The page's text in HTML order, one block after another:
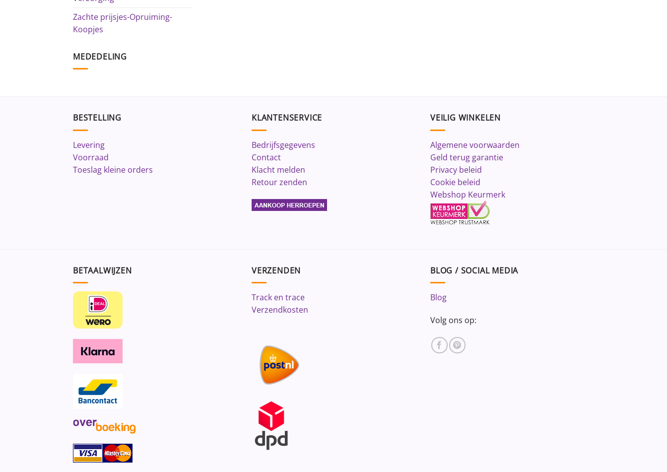
Zachte prijsjes-Opruiming-
Koopjes
MEDEDELING
BESTELLING
Levering
Voorraad
Toeslag kleine orders
KLANTENSERVICE
Bedrijfsgegevens
Contact
Klacht melden
Retour zenden
VEILIG WINKELEN
Algemene voorwaarden
Geld terug garantie
Privacy beleid
Cookie beleid
Webshop Keurmerk
BETAALWIJZEN VERZENDEN
Track en trace
Verzendkosten
BLOG / SOCIAL MEDIA
Blog
Volg ons op: